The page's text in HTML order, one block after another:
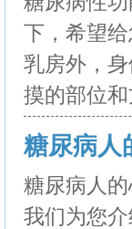
下，希望
乳房外，
摸的部位
糖尿病人
糖尿病人
我们为您